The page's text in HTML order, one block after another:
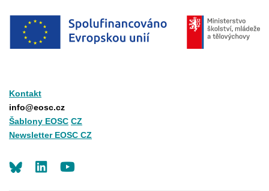
Kontakt
info@eosc.cz
Šablony EOSC CZ
Newsletter EOSC CZ
LinkedIn